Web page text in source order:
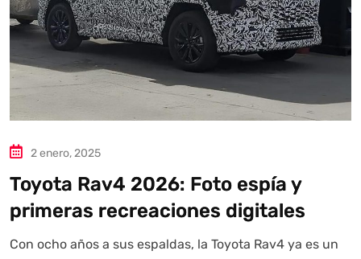
2 enero, 2025
Toyota Rav4 2026: Foto espía y
primeras recreaciones digitales
Con ocho años a sus espaldas, la Toyota Rav4 ya es un